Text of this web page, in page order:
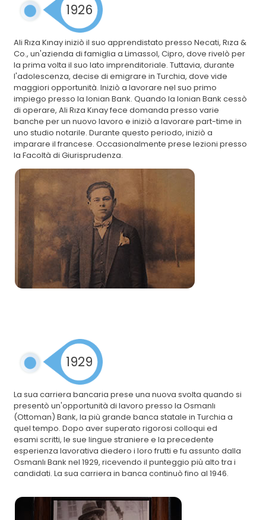
1926
Ali Rıza Kınay iniziò il suo apprendistato presso Necati, Rıza &
Co., un'azienda di famiglia a Limassol, Cipro, dove rivelò per
la prima volta il suo lato imprenditoriale. Tuttavia, durante
l'adolescenza, decise di emigrare in Turchia, dove vide
maggiori opportunità. Iniziò a lavorare nel suo primo
impiego presso la Ionian Bank. Quando la Ionian Bank cessò
di operare, Ali Rıza Kınay fece domanda presso varie
banche per un nuovo lavoro e iniziò a lavorare part-time in
uno studio notarile. Durante questo periodo, iniziò a
imparare il francese. Occasionalmente prese lezioni presso
la Facoltà di Giurisprudenza.
1929
La sua carriera bancaria prese una nuova svolta quando si
presentò un'opportunità di lavoro presso la Osmanlı
(Ottoman) Bank, la più grande banca statale in Turchia a
quel tempo. Dopo aver superato rigorosi colloqui ed
esami scritti, le sue lingue straniere e la precedente
esperienza lavorativa diedero i loro frutti e fu assunto dalla
Osmanlı Bank nel 1929, ricevendo il punteggio più alto tra i
candidati. La sua carriera in banca continuò fino al 1946.